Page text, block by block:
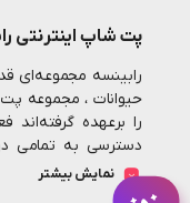
پت شاپ اینترنتی
حیوانات ، مجموعه
را برعهده
دسترسی به تمامی
همکارانم در این
فراهم سازیم
نمایش بیشتر